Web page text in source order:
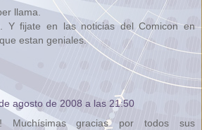
llama.
Y fijate en las noticias del Comicon en
estan geniales.
agosto de 2008 a las 21:50
Muchísimas gracias por todos sus